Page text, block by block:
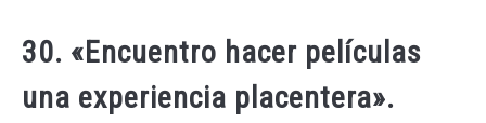
30. «Encuentro hacer películas
una experiencia placentera».